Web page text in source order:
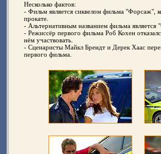
Несколько фактов:
- Фильм является сиквелом фильма "Форсаж",
прокате.
- Альтернативным названием фильма
- Режиссёр первого фильма Роб Кохен
нём участвовать.
- Сценаристы Майкл Брендт и Дерек Хаас
первого фильма.